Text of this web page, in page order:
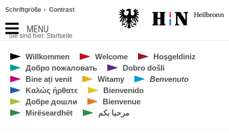
MENU
Schriftgröße Contrast
Sie sind hier: Startseite
Willkommen Welcome
Hoşgeldiniz
Добро пожаловать
Dobro došli
Bine ați venit
Witamy
Benvenuto
Καλώς ήρθατε
Bienvenido
Добре дошли
Bienvenue
Mirëseardhët
مرحبا بكم